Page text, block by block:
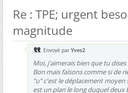
Re : TPE; urgent
magnitude
Envoyé par Yves2
Moi, j'aimerais bien que tu
Bon mais faisons comme si de
"u" c'est le déplacement moyen
est un plan le long duquel deux